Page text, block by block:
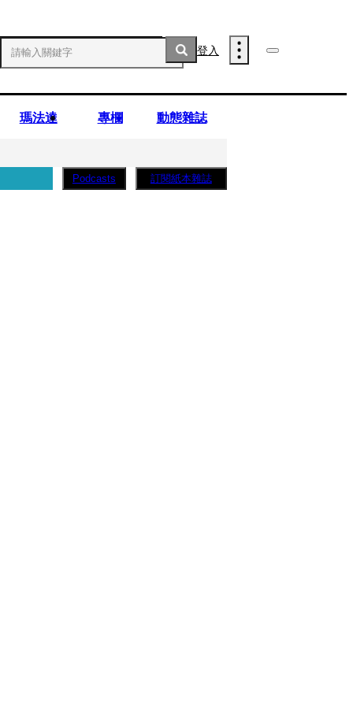
登入
瑪法達 專欄 動態雜誌
Podcasts 訂閱紙本雜誌